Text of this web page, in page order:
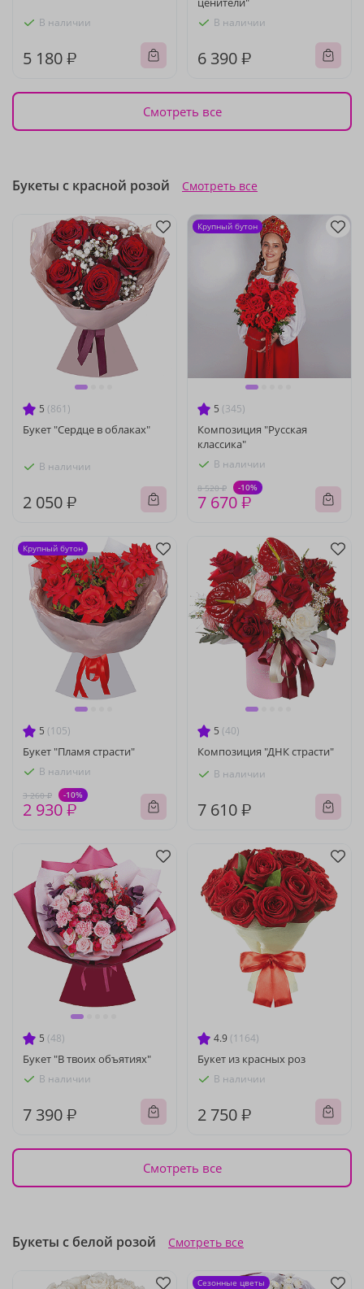
В наличии
5 180 ₽
В наличии
6 390 ₽
Смотреть все
Букеты с красной розой Смотреть все
5 (861)
Букет "Сердце в облаках"
В наличии
2 050 ₽
5 (345)
Композиция "Русская
классика"
В наличии
8 520 ₽ -10%
7 670 ₽
Крупный бутон
5 (105)
Букет "Пламя страсти"
В наличии
3 260 ₽ -10%
2 930 ₽
Крупный бутон
5 (40)
Композиция "ДНК страсти"
В наличии
7 610 ₽
5 (48)
Букет "В твоих объятиях"
В наличии
7 390 ₽
4.9 (1164)
Букет из красных роз
В наличии
2 750 ₽
Смотреть все
Букеты с белой розой Смотреть все
Сезонные цветы